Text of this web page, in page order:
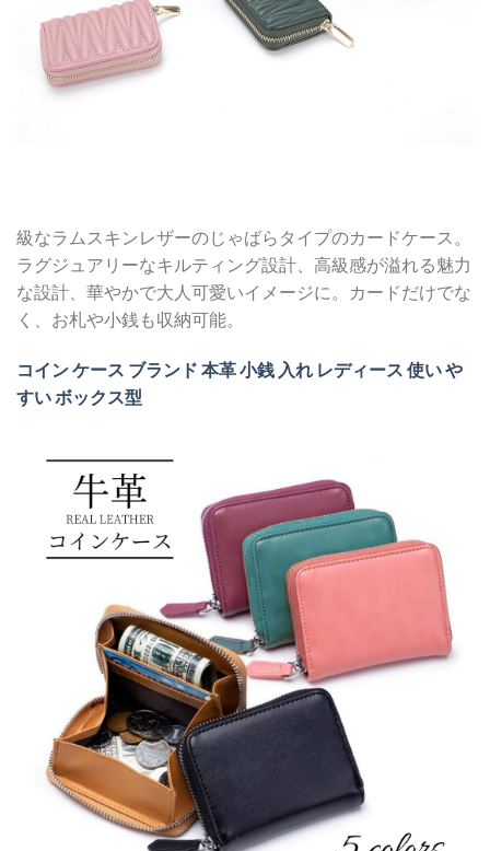
級なラムスキンレザーのじゃばらタイプのカードケース。
ラグジュアリーなキルティング設計、高級感が溢れる魅力
な設計、華やかで大人可愛いイメージに。カードだけでな
く、お札や小銭も収納可能。
コイン ケース ブランド 本革 小銭 入れ レディース 使い や
すい ボックス型